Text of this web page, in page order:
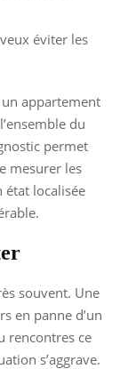
éviter les
appartement
du
permet
mesurer les
état localisée
souvent. Une
en panne d’un
rencontres ce
s’aggrave.